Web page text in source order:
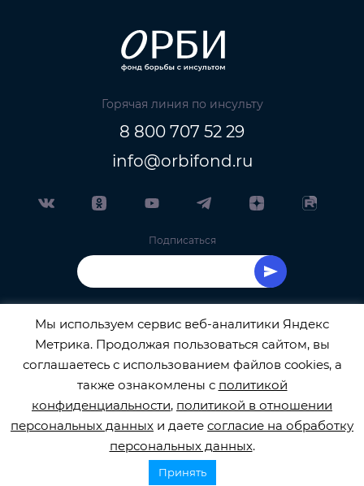
Горячая линия по инсульту
8 800 707 52 29
info@orbifond.ru
Подписаться
ОФИЦИАЛЬНЫЙ ОПЕРАТОР ОБРАБОТКИ
ПЕРСОНАЛЬНЫХ ДАННЫХ РЕГИСТРАЦИОННЫЙ
НОМЕР 77-22-133540
Мы используем сервис веб-аналитики Яндекс
Метрика. Продолжая пользоваться сайтом, вы
соглашаетесь с использованием файлов cookies, а
также ознакомлены с политикой
конфиденциальности, политикой в отношении
персональных данных и даете согласие на обработку
персональных данных.
Принять